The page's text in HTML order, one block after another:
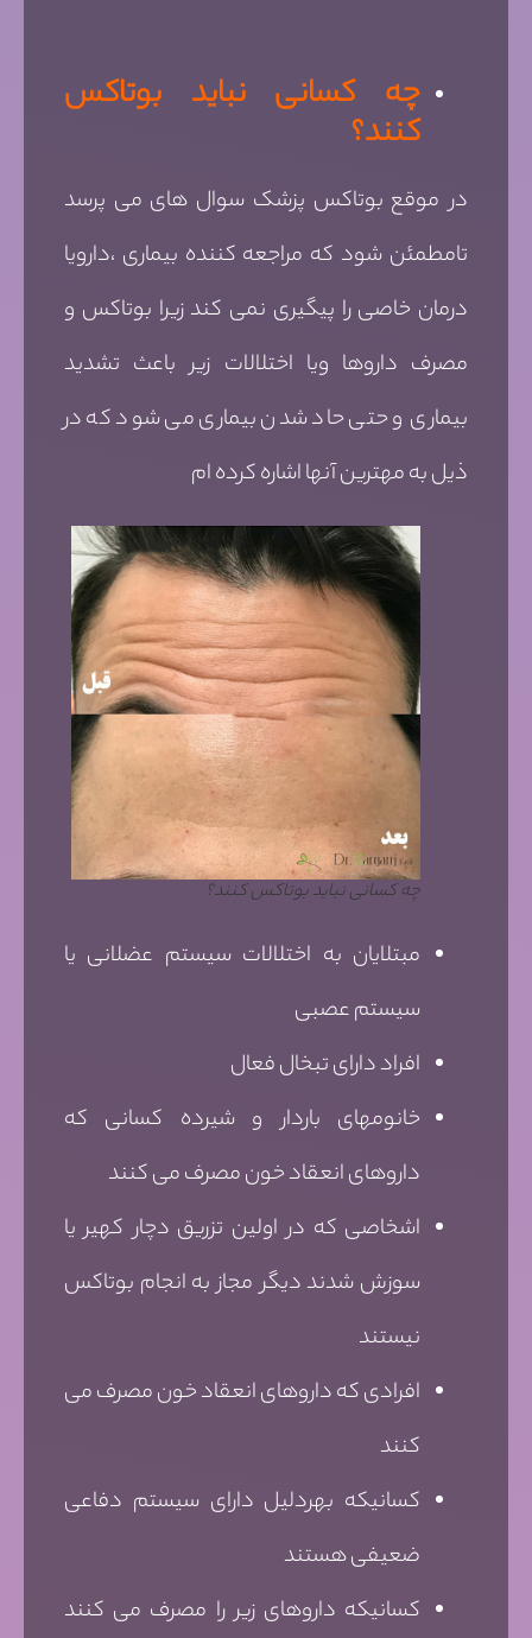
چه کسانی نباید بوتاکس
کنند؟
در موقع بوتاکس پزشک سوال های می پرسد
تامطمئن شود که مراجعه کننده بیماری ،دارویا
درمان خاصی را پیگیری نمی کند زیرا بوتاکس و
مصرف داروها ویا اختلالات زیر باعث تشدید
بیماری و حتی حاد شدن بیماری می شود که در
ذیل به مهترین آنها اشاره کرده ام
چه کسانی نباید بوتاکس کنند؟
مبتلایان به اختلالات سیستم عضلانی یا
سیستم عصبی
افراد دارای تبخال فعال
خانومهای باردار و شیرده کسانی که
داروهای انعقاد خون مصرف می کنند
اشخاصی که در اولین تزریق دچار کهیر یا
سوزش شدند دیگر مجاز به انجام بوتاکس
نیستند
افرادی که داروهای انعقاد خون مصرف می
کنند
کسانیکه بهردلیل دارای سیستم دفاعی
ضعیفی هستند
کسانیکه داروهای زیر را مصرف می کنند